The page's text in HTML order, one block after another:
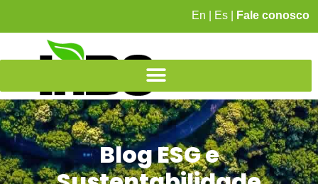
En Es Fale conosco
Blog ESG e